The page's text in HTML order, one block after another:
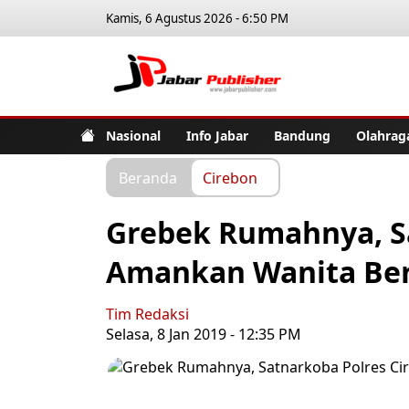
Kamis, 6 Agustus 2026 - 6:50 PM
Nasional Info Jabar Bandung
Beranda Cirebon
Grebek Rumahnya,
Amankan Wanita
Tim Redaksi
Selasa, 8 Jan 2019 - 12:35 PM